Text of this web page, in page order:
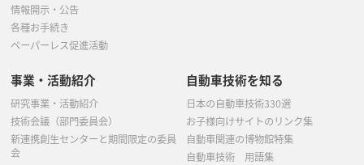
情報開示・公告
各種お手続き
ペーパーレス促進活動
事業・活動紹介
研究事業・活動紹介
技術会議（部門委員会）
新連携創生センターと期間限定の委員
会
自動車技術を知る
日本の自動車技術330選
お子様向けサイトのリンク集
自動車関連の博物館特集
自動車技術 用語集